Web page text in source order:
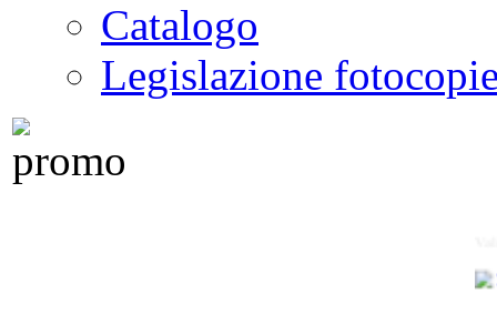
Catalogo
Legislazione